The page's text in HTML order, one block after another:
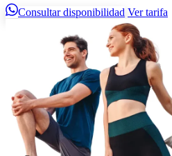
Consultar disponibilidad Ver tarifa